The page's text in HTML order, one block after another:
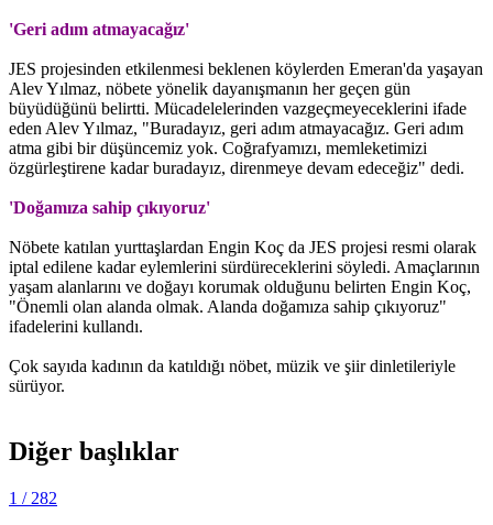
'Geri adım atmayacağız'
JES projesinden etkilenmesi beklenen köylerden Emeran'da yaşayan
Alev Yılmaz, nöbete yönelik dayanışmanın her geçen gün
büyüdüğünü belirtti. Mücadelelerinden vazgeçmeyeceklerini ifade
eden Alev Yılmaz, "Buradayız, geri adım atmayacağız. Geri adım
atma gibi bir düşüncemiz yok. Coğrafyamızı, memleketimizi
özgürleştirene kadar buradayız, direnmeye devam edeceğiz" dedi.
'Doğamıza sahip çıkıyoruz'
Nöbete katılan yurttaşlardan Engin Koç da JES projesi resmi olarak
iptal edilene kadar eylemlerini sürdüreceklerini söyledi. Amaçlarının
yaşam alanlarını ve doğayı korumak olduğunu belirten Engin Koç,
"Önemli olan alanda olmak. Alanda doğamıza sahip çıkıyoruz"
ifadelerini kullandı.
Çok sayıda kadının da katıldığı nöbet, müzik ve şiir dinletileriyle
sürüyor.
Diğer başlıklar
1 / 282